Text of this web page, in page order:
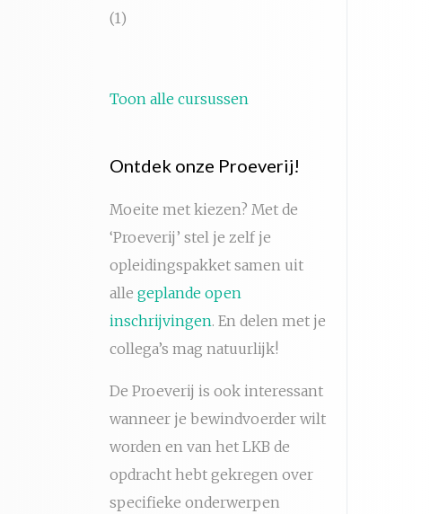
(1)
Toon alle cursussen
Ontdek onze Proeverij!
Moeite met kiezen? Met de
‘Proeverij’ stel je zelf je
opleidingspakket samen uit
alle geplande open
inschrijvingen. En delen met je
collega’s mag natuurlijk!
De Proeverij is ook interessant
wanneer je bewindvoerder wilt
worden en van het LKB de
opdracht hebt gekregen over
specifieke onderwerpen